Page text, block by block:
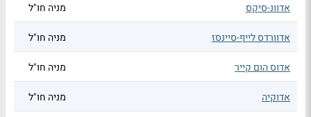
אדוונ-סיקס מניה חו"ל
אדוורדס לייף-סיינסז מניה חו"ל
אדוס הום קייר מניה חו"ל
אדוקיה מניה חו"ל